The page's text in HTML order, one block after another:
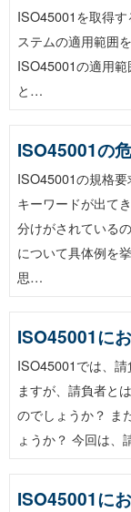
ISO45001を取得
ステムの適用範囲
ISO45001の適用
と…
ISO45001の
ISO45001の規格
キーワードが出て
分けがされている
について具体例を
思…
ISO45001に
ISO45001では、
ますが、請負者と
のでしょうか？ ま
ょうか？ 今回は
ISO45001に